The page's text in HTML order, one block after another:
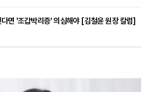
면 '조갑박리증' 의심해야 [김철윤 원장 칼럼]